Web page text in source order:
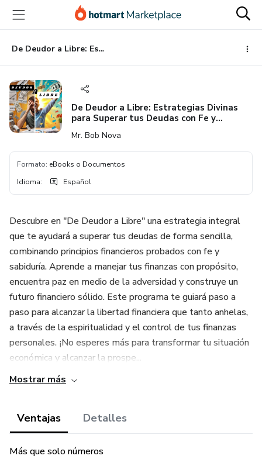
principal
página
de
página
De Deudor a Libre: Estrategias Divinas para Superar tus Deudas con Fe y Sabiduría
De Deudor a Libre: Estrategias Divinas
para Superar tus Deudas con Fe y
Mr. Bob Nova
Formato: eBooks o Documentos
Idioma: Español
Descubre en "De Deudor a Libre" una estrategia integral
que te ayudará a superar tus deudas de forma sencilla,
combinando principios financieros probados con fe y
sabiduría. Aprende a manejar tus finanzas con propósito,
encuentra paz en medio de la adversidad y construye un
futuro financiero sólido. Este programa te guiará paso a
paso para alcanzar la libertad financiera que tanto anhelas,
a través de la espiritualidad y el control de tus finanzas
personales. ¡No esperes más para transformar tu situación
económica y alcanzar la prospe...
Mostrar más
Ventajas Detalles
Más que solo números